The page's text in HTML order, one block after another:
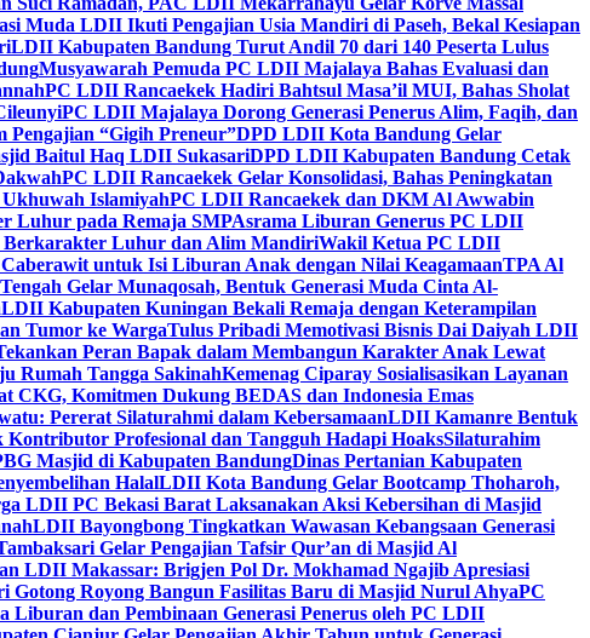
Muda LDII Ikuti Pengajian Usia Mandiri di Paseh, Bekal Kesiapan
LDII Kabupaten Bandung Turut Andil 70 dari 140 Peserta Lulus
Musyawarah Pemuda PC LDII Majalaya Bahas Evaluasi dan
PC LDII Rancaekek Hadiri Bahtsul Masa’il MUI, Bahas Sholat
PC LDII Majalaya Dorong Generasi Penerus Alim, Faqih, dan
Pengajian “Gigih Preneur”DPD LDII Kota Bandung Gelar
Baitul Haq LDII SukasariDPD LDII Kabupaten Bandung Cetak
PC LDII Rancaekek Gelar Konsolidasi, Bahas Peningkatan
IslamiyahPC LDII Rancaekek dan DKM Al Awwabin
Luhur pada Remaja SMPAsrama Liburan Generus PC LDII
Berkarakter Luhur dan Alim MandiriWakil Ketua PC LDII
untuk Isi Liburan Anak dengan Nilai KeagamaanTPA Al
Gelar Munaqosah, Bentuk Generasi Muda Cinta Al-
LDII Kabupaten Kuningan Bekali Remaja dengan Keterampilan
Tumor ke WargaTulus Pribadi Memotivasi Bisnis Dai Daiyah LDII
Peran Bapak dalam Membangun Karakter Anak Lewat
Rumah Tangga SakinahKemenag Ciparay Sosialisasikan Layanan
CKG, Komitmen Dukung BEDAS dan Indonesia Emas
Pererat Silaturahmi dalam KebersamaanLDII Kamanre Bentuk
Profesional dan Tangguh Hadapi HoaksSilaturahim
Masjid di Kabupaten BandungDinas Pertanian Kabupaten
HalalLDII Kota Bandung Gelar Bootcamp Thoharoh,
LDII PC Bekasi Barat Laksanakan Aksi Kebersihan di Masjid
LDII Bayongbong Tingkatkan Wawasan Kebangsaan Generasi
Gelar Pengajian Tafsir Qur’an di Masjid Al
LDII Makassar: Brigjen Pol Dr. Mokhamad Ngajib Apresiasi
Gotong Royong Bangun Fasilitas Baru di Masjid Nurul AhyaPC
Liburan dan Pembinaan Generasi Penerus oleh PC LDII